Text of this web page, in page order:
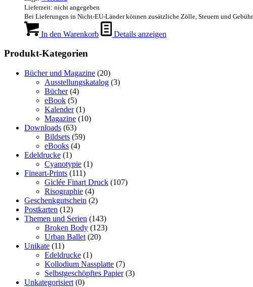
Lieferzeit: nicht angegeben
Bei Lieferungen in Nicht-EU-Länder können zusätzliche Zölle, Steuern und
In den Warenkorb Details anzeigen
Produkt-Kategorien
Bücher und Magazine (20)
Ausstellungskatalog (3)
Bücher (4)
eBook (5)
Kalender (1)
Magazine (10)
Downloads (63)
Bildsets (59)
eBooks (4)
Edeldrucke (1)
Cyanotypie (1)
Fineart-Prints (111)
Giclée Finart Druck (107)
Risographie (4)
Geschenkgutschein (2)
Postkarten (12)
Themen und Serien (143)
Broken Body (123)
Urban Ballet (20)
Unikate (11)
Edeldrucke (1)
Kollodium Nassplatte (7)
Selbstgeschöpftes Papier (3)
Unkategorisiert (0)